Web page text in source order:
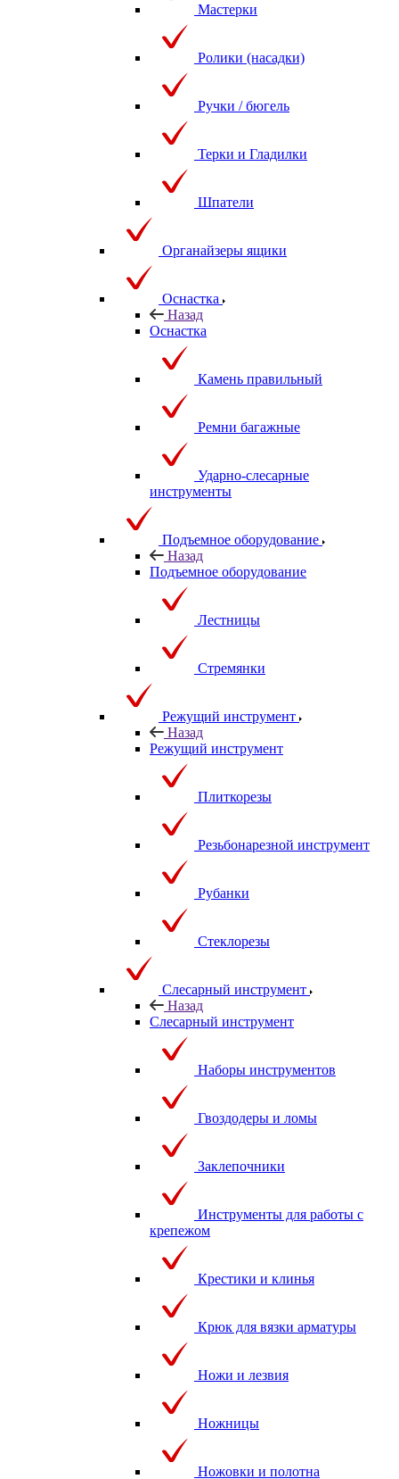
Мастерки
Ролики (насадки)
Ручки / бюгель
Терки и Гладилки
Шпатели
Органайзеры ящики
Оснастка
Назад
Оснастка
Камень правильный
Ремни багажные
Ударно-слесарные
инструменты
Подъемное оборудование
Назад
Подъемное оборудование
Лестницы
Стремянки
Режущий инструмент
Назад
Режущий инструмент
Плиткорезы
Резьбонарезной инструмент
Рубанки
Стеклорезы
Слесарный инструмент
Назад
Слесарный инструмент
Наборы инструментов
Гвоздодеры и ломы
Заклепочники
Инструменты для работы с
крепежом
Крестики и клинья
Крюк для вязки арматуры
Ножи и лезвия
Ножницы
Ножовки и полотна